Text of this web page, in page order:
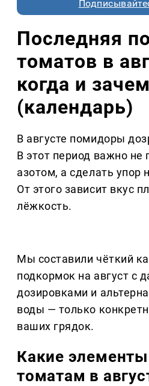
Последняя
томатов в
когда и зачем
(календарь)
В августе помидоры
В этот период важно не
азотом, а сделать упор
От этого зависит вкус
лёжкость.
Мы составили чёткий
подкормок на август с
дозировками и
воды — только
ваших грядок.
Какие
томатам в